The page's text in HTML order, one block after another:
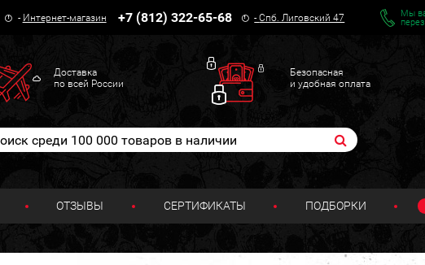
- Интернет-магазин +7 (812) 322-65-68 -Спб. Лиговский 47
Мы
Доставка
по всей России
Безопасная
и удобная оплата
ОТЗЫВЫ СЕРТИФИКАТЫ ПОДБОРКИ